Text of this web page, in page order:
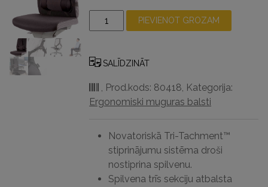
Profesionāls
muguras
—
Series™
daudzums
PIEVIENOT GROZAM
SALĪDZINĀT
, Prod.kods: 80418, Kategorija:
Ergonomiski muguras balsti
Novatoriskā Tri-Tachment™
stiprinājumu sistēma droši
nostiprina spilvenu.
Spilvena trīs sekciju atbalsta